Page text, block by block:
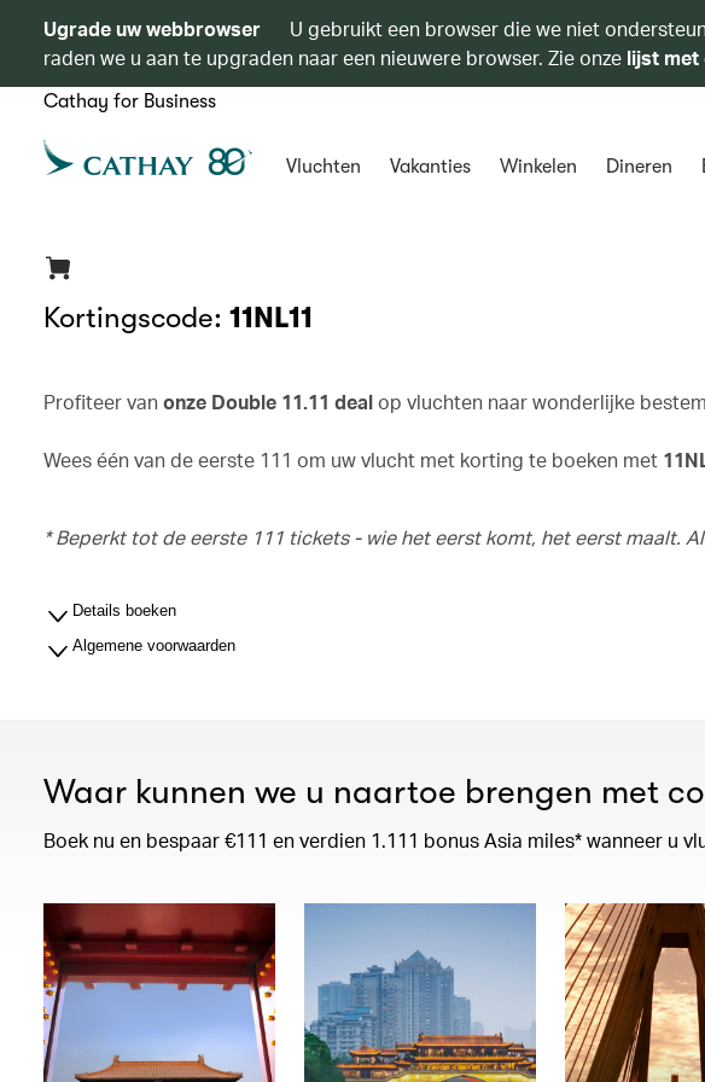
Ugrade uw webbrowser
U gebruikt een browser die we niet
raden we u aan te upgraden naar een nieuwere browser. Zie onze lijst met
Cathay for Business
Vluchten Vakanties Winkelen Dineren
Kortingscode: 11NL11
Profiteer van onze Double 11.11 dealop vluchten naar wonderlijke
Wees één van de eerste 111 om uw vlucht met korting te boeken met
* Beperkt tot de eerste 111 tickets - wie het eerst komt, het eerst maalt.
Details boeken
Algemene voorwaarden
Waar kunnen we u naartoe brengen met
Boek nu en bespaar €111 en verdien 1.111 bonus Asia miles* wanneer